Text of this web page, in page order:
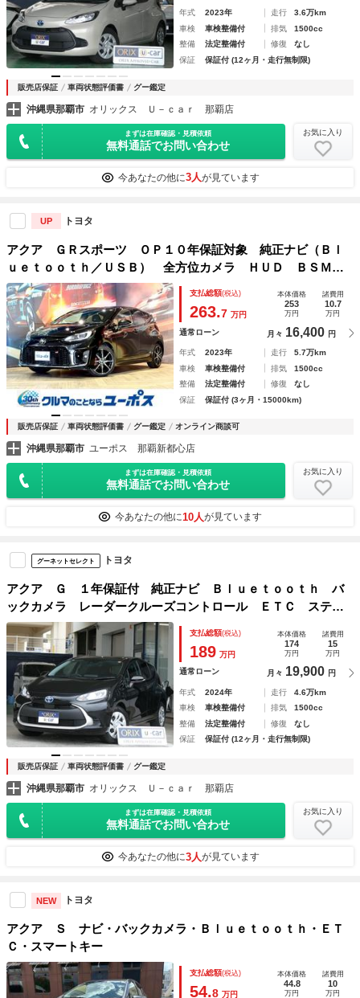
年式 2023年 走行
3.6万km
車検
車検整備付 排気
1500cc
整備
法定整備付 修復
なし
保証
保証付 (12ヶ月・走行無制限)
販売店保証 車両状態評価書 グー鑑定
沖縄県那覇市 オリックス Ｕ－ｃａｒ 那覇店
まずは在庫確認・見積依頼
無料通話でお問い合わせ
お気に入り
今あなたの他に3人が見ています
UP トヨタ
アクア ＧＲスポーツ ＯＰ１０年保証対象 純正ナビ（Ｂｌ
ｕｅｔｏｏｔｈ／ＵＳＢ） 全方位カメラ ＨＵＤ ＢＳＭ
ＥＴＣ トヨタセーフティーセンス ＡＣ１００Ｖ オートハ
イビーム クリアランスソナ－ 純正１７インチアルミ
支払総額(税込)
263.7 万円
本体価格
253
万円
諸費用
10.7
万円
通常ローン 月々 16,400 円
年式 2023年 走行
5.7万km
車検
車検整備付 排気
1500cc
整備
法定整備付 修復
なし
保証
保証付 (3ヶ月・15000km)
販売店保証 車両状態評価書 グー鑑定 オンライン商談可
沖縄県那覇市 ユーポス 那覇新都心店
まずは在庫確認・見積依頼
無料通話でお問い合わせ
お気に入り
今あなたの他に10人が見ています
グーネットセレクト トヨタ
アクア Ｇ １年保証付 純正ナビ Ｂｌｕｅｔｏｏｔｈ バ
ックカメラ レーダークルーズコントロール ＥＴＣ ステア
リングスイッチ 衝突被害軽減ブレーキ 車線逸脱警報機能
ＬＥＤヘッドライト ＡＣ１００Ｖ
支払総額(税込)
189 万円
本体価格
174
万円
諸費用
15
万円
通常ローン 月々 19,900 円
年式 2024年 走行
4.6万km
車検
車検整備付 排気
1500cc
整備
法定整備付 修復
なし
保証
保証付 (12ヶ月・走行無制限)
販売店保証 車両状態評価書 グー鑑定
沖縄県那覇市 オリックス Ｕ－ｃａｒ 那覇店
まずは在庫確認・見積依頼
無料通話でお問い合わせ
お気に入り
今あなたの他に3人が見ています
NEW トヨタ
アクア Ｓ ナビ・バックカメラ・Ｂｌｕｅｔｏｏｔｈ・ＥＴ
Ｃ・スマートキー
支払総額(税込)
54.8 万円
本体価格
44.8
万円
諸費用
10
万円